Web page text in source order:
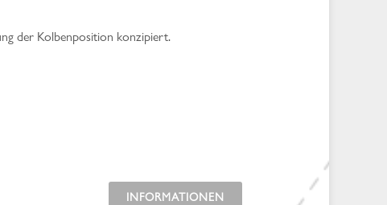
der Kolbenposition konzipiert.
INFORMATIONEN